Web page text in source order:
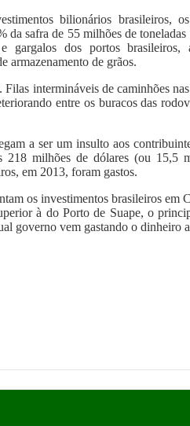
bilionários brasileiros,
da safra de 55 milhões de
gargalos dos portos brasileiros,
armazenamento de grãos.
Filas intermináveis de caminhões
entre os buracos das
a ser um insulto aos
218 milhões de dólares (ou 15,5
em 2013, foram gastos.
os investimentos brasileiros em
à do Porto de Suape, o
governo vem gastando o dinheiro